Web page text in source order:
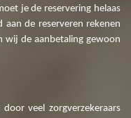
je de reservering helaas
de reserveren rekenen
wij de aanbetaling gewoon
veel zorgverzekeraars